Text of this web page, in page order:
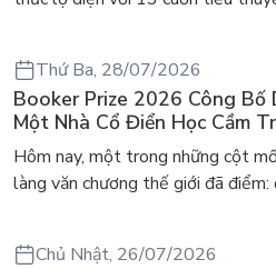
Thứ Ba, 28/07/2026
Booker Prize 2026 Công Bố
Một Nhà Cổ Điển Học Cầm
Danh Giá Nhất
Hôm nay, một trong những cột
làng văn chương thế giới đã điểm:
Chủ Nhật, 26/07/2026